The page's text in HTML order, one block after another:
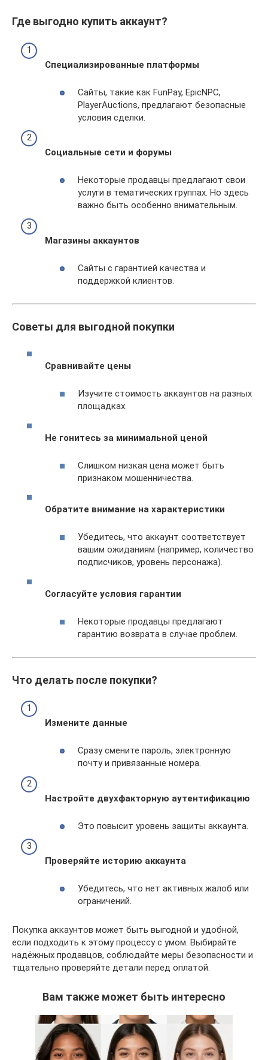
Где выгодно купить аккаунт?
Специализированные платформы
Сайты, такие как FunPay, EpicNPC,
PlayerAuctions, предлагают безопасные
условия сделки.
Социальные сети и форумы
Некоторые продавцы предлагают свои
услуги в тематических группах. Но здесь
важно быть особенно внимательным.
Магазины аккаунтов
Сайты с гарантией качества и
поддержкой клиентов.
Советы для выгодной покупки
Сравнивайте цены
Изучите стоимость аккаунтов на разных
площадках.
Не гонитесь за минимальной ценой
Слишком низкая цена может быть
признаком мошенничества.
Обратите внимание на характеристики
Убедитесь, что аккаунт соответствует
вашим ожиданиям (например, количество
подписчиков, уровень персонажа).
Согласуйте условия гарантии
Некоторые продавцы предлагают
гарантию возврата в случае проблем.
Что делать после покупки?
Измените данные
Сразу смените пароль, электронную
почту и привязанные номера.
Настройте двухфакторную аутентификацию
Это повысит уровень защиты аккаунта.
Проверяйте историю аккаунта
Убедитесь, что нет активных жалоб или
ограничений.
Покупка аккаунтов может быть выгодной и удобной,
если подходить к этому процессу с умом. Выбирайте
надёжных продавцов, соблюдайте меры безопасности и
тщательно проверяйте детали перед оплатой.
Вам также может быть интересно